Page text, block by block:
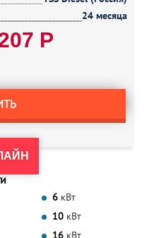
24 месяца
Р
6 кВт
10 кВт
16 кВт